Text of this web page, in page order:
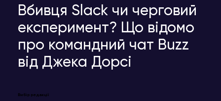
Вбивця Slack чи черговий
експеримент? Що відомо
про командний чат Buzz
від Джека Дорсі
Вибір редакції